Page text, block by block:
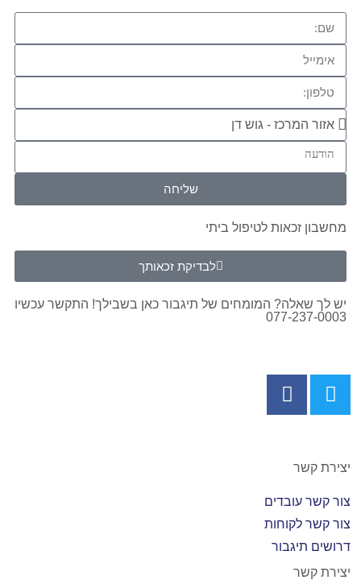
שליחה
מחשבון זכאות לטיפול ביתי
לבדיקת זכאותך
יש לך שאלה? המומחים של תיגבור כאן בשבילך! התקשר עכשיו
077-237-0003
יצירת קשר
צור קשר עובדים
צור קשר לקוחות
דרושים תיגבור
יצירת קשר